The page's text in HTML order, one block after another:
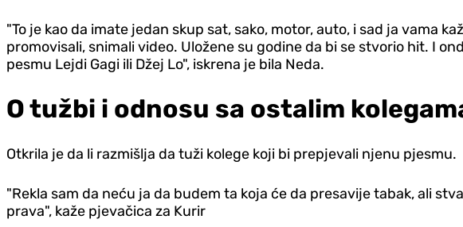
"To je kao da imate jedan skup sat, sako, motor, auto, i sad ja vama
promovisali, snimali video. Uložene su godine da bi se stvorio hit. I
pesmu Lejdi Gagi ili Džej Lo", iskrena je bila Neda.
O tužbi i odnosu sa ostalim
Otkrila je da li razmišlja da tuži kolege koji bi prepjevali njenu pjesmu.
"Rekla sam da neću ja da budem ta koja će da presavije tabak, ali
prava", kaže pjevačica za Kurir